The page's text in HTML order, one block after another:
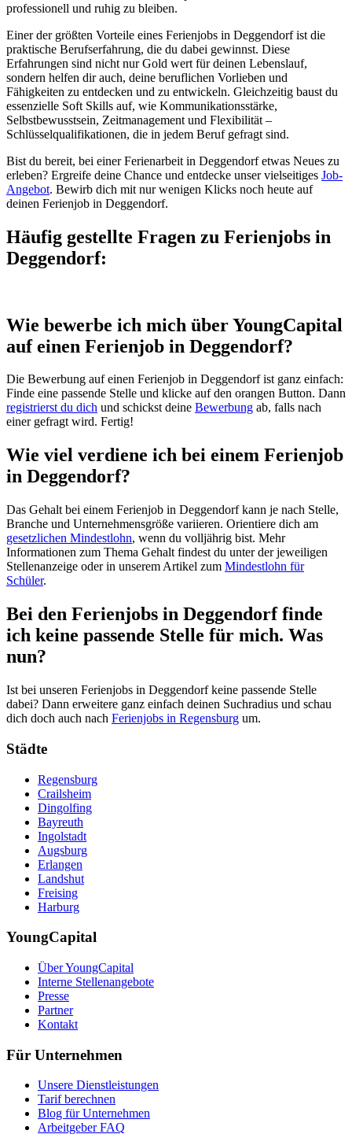
professionell und ruhig zu bleiben.
Einer der größten Vorteile eines Ferienjobs in Deggendorf ist die
praktische Berufserfahrung, die du dabei gewinnst. Diese
Erfahrungen sind nicht nur Gold wert für deinen Lebenslauf,
sondern helfen dir auch, deine beruflichen Vorlieben und
Fähigkeiten zu entdecken und zu entwickeln. Gleichzeitig baust du
essenzielle Soft Skills auf, wie Kommunikationsstärke,
Selbstbewusstsein, Zeitmanagement und Flexibilität –
Schlüsselqualifikationen, die in jedem Beruf gefragt sind.
Bist du bereit, bei einer Ferienarbeit in Deggendorf etwas Neues zu
erleben? Ergreife deine Chance und entdecke unser vielseitiges Job-
Angebot. Bewirb dich mit nur wenigen Klicks noch heute auf
deinen Ferienjob in Deggendorf.
Häufig gestellte Fragen zu Ferienjobs in
Deggendorf:
Wie bewerbe ich mich über YoungCapital
auf einen Ferienjob in Deggendorf?
Die Bewerbung auf einen Ferienjob in Deggendorf ist ganz einfach:
Finde eine passende Stelle und klicke auf den orangen Button. Dann
registrierst du dich und schickst deine Bewerbung ab, falls nach
einer gefragt wird. Fertig!
Wie viel verdiene ich bei einem Ferienjob
in Deggendorf?
Das Gehalt bei einem Ferienjob in Deggendorf kann je nach Stelle,
Branche und Unternehmensgröße variieren. Orientiere dich am
gesetzlichen Mindestlohn, wenn du volljährig bist. Mehr
Informationen zum Thema Gehalt findest du unter der jeweiligen
Stellenanzeige oder in unserem Artikel zum Mindestlohn für
Schüler.
Bei den Ferienjobs in Deggendorf finde
ich keine passende Stelle für mich. Was
nun?
Ist bei unseren Ferienjobs in Deggendorf keine passende Stelle
dabei? Dann erweitere ganz einfach deinen Suchradius und schau
dich doch auch nach Ferienjobs in Regensburg um.
Städte
Regensburg
Crailsheim
Dingolfing
Bayreuth
Ingolstadt
Augsburg
Erlangen
Landshut
Freising
Harburg
YoungCapital
Über YoungCapital
Interne Stellenangebote
Presse
Partner
Kontakt
Für Unternehmen
Unsere Dienstleistungen
Tarif berechnen
Blog für Unternehmen
Arbeitgeber FAQ